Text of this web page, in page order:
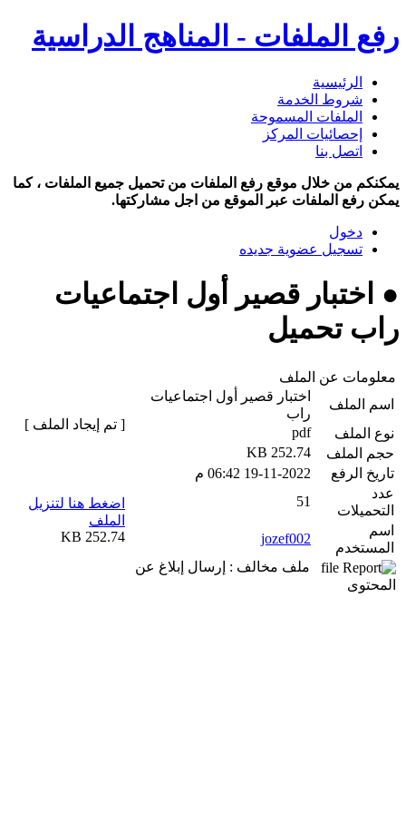
رفع الملفات - المناهج الدراسية
الرئيسية
شروط الخدمة
الملفات المسموحة
إحصائيات المركز
اتصل بنا
يمكنكم من خلال موقع رفع الملفات من تحميل جميع الملفات ، كما
يمكن رفع الملفات عبر الموقع من اجل مشاركتها.
دخول
تسجيل عضوية جديده
● اختبار قصير أول اجتماعيات
راب تحميل
معلومات عن الملف
اسم الملف
اختبار قصير أول اجتماعيات
راب
نوع الملف
pdf
حجم الملف
252.74 KB
تاريخ الرفع
19-11-2022 06:42 م
عدد
التحميلات
51
اسم
المستخدم
jozef002
ملف مخالف : إرسال إبلاغ عن
المحتوى
[ تم إيجاد الملف ]
اضغط هنا لتنزيل
الملف
252.74 KB